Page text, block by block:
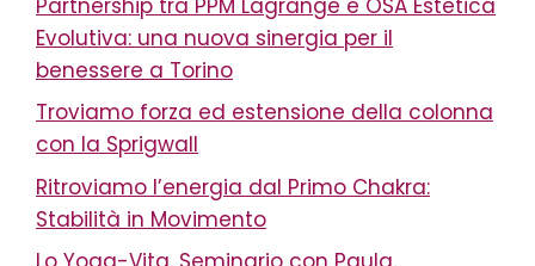
Evolutiva: una nuova sinergia per il
benessere a Torino
Troviamo forza ed estensione della colonna
con la Sprigwall
Ritroviamo l’energia dal Primo Chakra:
Stabilità in Movimento